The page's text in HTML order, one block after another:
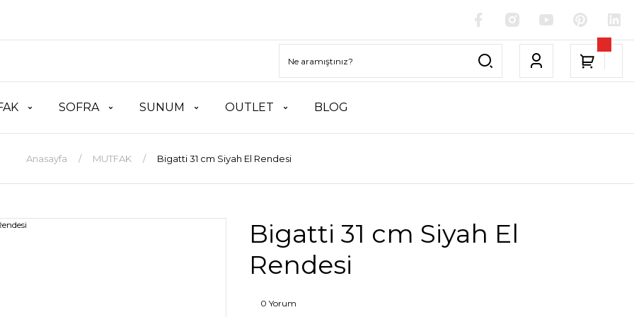
SOFRA SUNUM OUTLET BLOG
Anasayfa MUTFAK Bigatti 31 cm Siyah El Rendesi
Bigatti 31 cm Siyah El
Rendesi
0 Yorum